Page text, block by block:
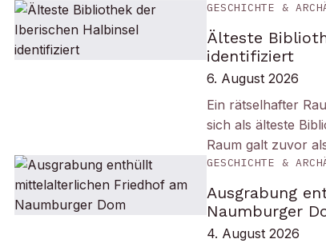
GESCHICHTE &
Älteste
identifiziert
6. August 2026
Ein rätselhafter
sich als älteste
Raum galt zuvor
GESCHICHTE &
Ausgrabung
Naumburger
4. August 2026